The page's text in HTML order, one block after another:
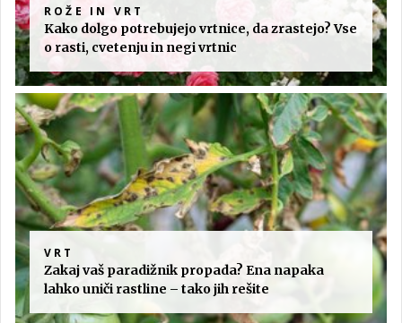
ROŽE IN VRT
Kako dolgo potrebujejo vrtnice, da zrastejo? Vse
o rasti, cvetenju in negi vrtnic
VRT
Zakaj vaš paradižnik propada? Ena napaka
lahko uniči rastline – tako jih rešite